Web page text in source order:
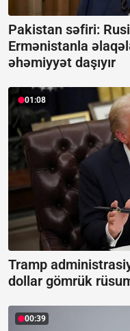
Pakistan səfiri:
Ermənistanla
əhəmiyyət daşıyır
01:08
Tramp
dollar gömrük
00:39